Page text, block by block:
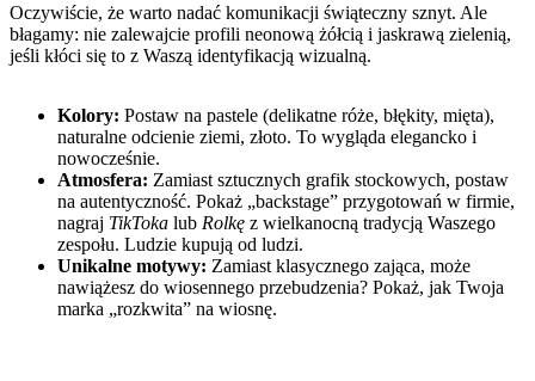
Oczywiście, że warto nadać komunikacji świąteczny sznyt. Ale
błagamy: nie zalewajcie profili neonową żółcią i jaskrawą zielenią,
jeśli kłóci się to z Waszą identyfikacją wizualną.
Kolory: Postaw na pastele (delikatne róże, błękity, mięta),
naturalne odcienie ziemi, złoto. To wygląda elegancko i
nowocześnie.
Atmosfera: Zamiast sztucznych grafik stockowych, postaw
na autentyczność. Pokaż „backstage” przygotowań w firmie,
nagraj TikToka lub Rolkę z wielkanocną tradycją Waszego
zespołu. Ludzie kupują od ludzi.
Unikalne motywy: Zamiast klasycznego zająca, może
nawiążesz do wiosennego przebudzenia? Pokaż, jak Twoja
marka „rozkwita” na wiosnę.